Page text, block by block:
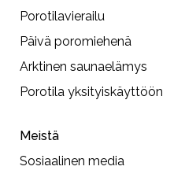
Porotilavierailu
Päivä poromiehenä
Arktinen saunaelämys
Porotila yksityiskäyttöön
Meistä
Sosiaalinen media